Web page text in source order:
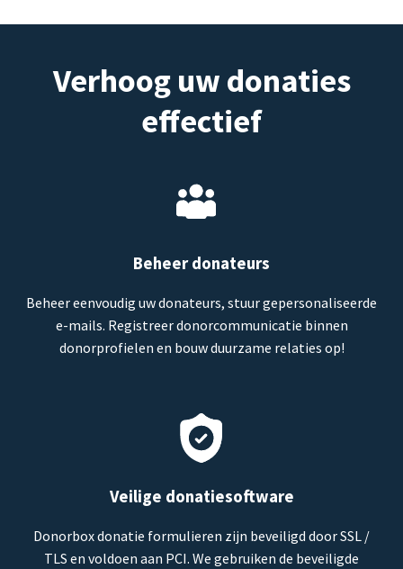
Verhoog uw donaties
effectief
Beheer donateurs
Beheer eenvoudig uw donateurs, stuur gepersonaliseerde
e-mails. Registreer donorcommunicatie binnen
donorprofielen en bouw duurzame relaties op!
Veilige donatiesoftware
Donorbox donatie formulieren zijn beveiligd door SSL /
TLS en voldoen aan PCI. We gebruiken de beveiligde